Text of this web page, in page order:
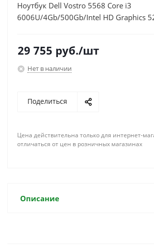
Ноутбук Dell Vostro 5568 Core i3
6006U/4Gb/500Gb/Intel HD Graphics
29 755 руб./шт
Нет в наличии
Поделиться
Цена действительна только для интернет-
отличаться от цен в розничных магазинах
Описание